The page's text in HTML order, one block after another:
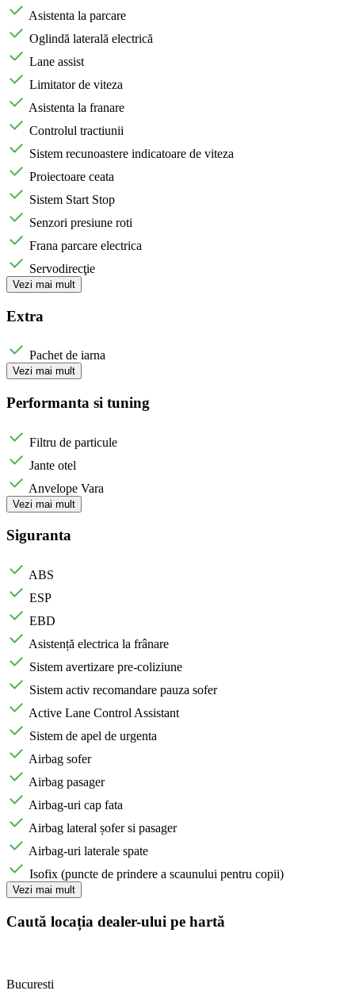
Asistenta la parcare
Oglindă laterală electrică
Lane assist
Limitator de viteza
Asistenta la franare
Controlul tractiunii
Sistem recunoastere indicatoare de viteza
Proiectoare ceata
Sistem Start Stop
Senzori presiune roti
Frana parcare electrica
Servodirecţie
Vezi mai mult
Extra
Pachet de iarna
Vezi mai mult
Performanta si tuning
Filtru de particule
Jante otel
Anvelope Vara
Vezi mai mult
Siguranta
ABS
ESP
EBD
Asistență electrica la frânare
Sistem avertizare pre-coliziune
Sistem activ recomandare pauza sofer
Active Lane Control Assistant
Sistem de apel de urgenta
Airbag sofer
Airbag pasager
Airbag-uri cap fata
Airbag lateral șofer si pasager
Airbag-uri laterale spate
Isofix (puncte de prindere a scaunului pentru copii)
Vezi mai mult
Caută locația dealer-ului pe hartă
Bucuresti